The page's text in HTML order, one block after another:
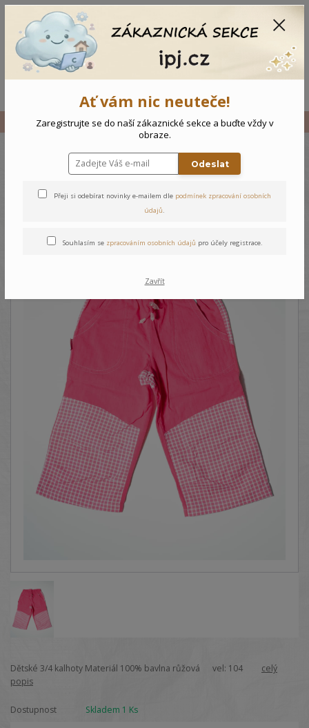
Vše Dětské 3/4 kalhoty - 104
Dětské 3/4 kalhoty - 104
Dětské 3/4 kalhoty Materiál 100% bavlna růžová vel: 104 celý
popis
Dostupnost Skladem 1 Ks
Ať vám nic neuteče!
Zaregistrujte se do naší zákaznické sekce a buďte vždy v
obraze.
Odeslat
Přeji si odebírat novinky e-mailem dle podmínek zpracování osobních
údajů.
Souhlasím se zpracováním osobních údajů pro účely registrace.
Zavřít